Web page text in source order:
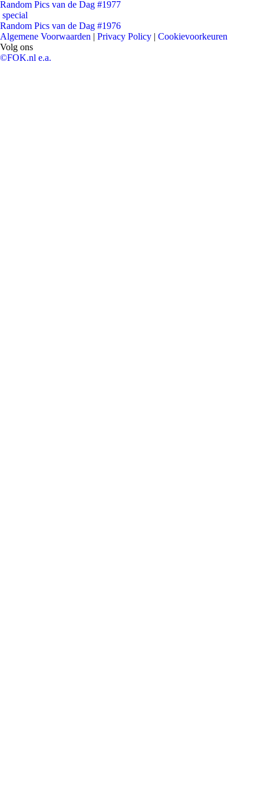
Random Pics van de Dag #1977
special
Random Pics van de Dag #1976
Algemene Voorwaarden | Privacy Policy | Cookievoorkeuren
Volg ons
©FOK.nl e.a.